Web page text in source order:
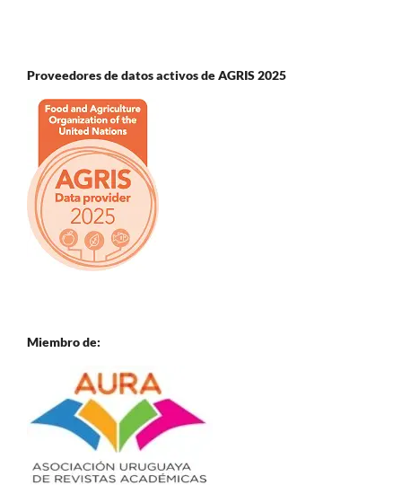
Proveedores de datos activos de AGRIS 2025
Miembro de: